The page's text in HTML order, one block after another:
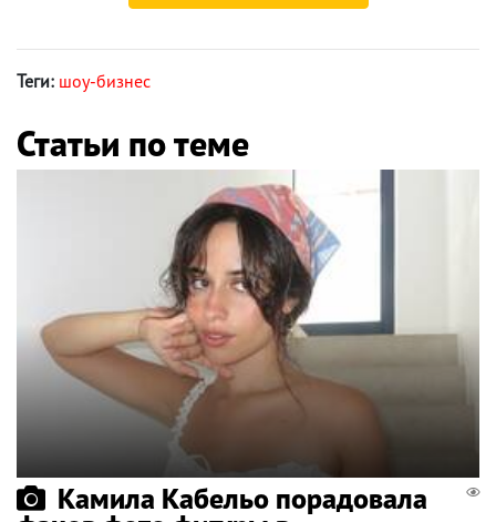
Теги: шоу-бизнес
Статьи по теме
Камила Кабельо порадовала